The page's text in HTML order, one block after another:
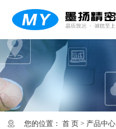
您的位置： 首 页 > 产品中心